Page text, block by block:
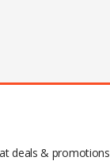
deals & promotions